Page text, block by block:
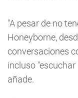
"A pesar de no
Honeyborne,
conversaciones
incluso
añade.